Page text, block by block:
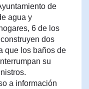
de
agua y
6 de los
dos
que los baños de
su
a información